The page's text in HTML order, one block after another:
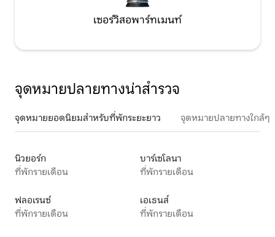
เซอร์วิสอพาร์ทเมนท์
จุดหมายปลายทางน่าสำรวจ
จุดหมายยอดนิยมสำหรับที่พักระยะยาว จุดหมายปลายทางใกล้ๆ
นิวยอร์ก
ที่พักรายเดือน
บาร์เซโลนา
ที่พักรายเดือน
ฟลอเรนซ์
ที่พักรายเดือน
เอเธนส์
ที่พักรายเดือน